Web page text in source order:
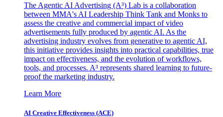
The Agentic AI Advertising (A³) Lab is a collaboration
between MMA's AI Leadership Think Tank and Monks to
assess the creative and commercial impact of video
advertisements fully produced by agentic AI. As the
advertising industry evolves from generative to agentic AI,
this initiative provides insights into practical capabilities, true
impact on effectiveness, and the evolution of workflows,
tools, and processes. A³ represents shared learning to future-
proof the marketing industry.
Learn More
AI Creative Effectiveness (ACE)